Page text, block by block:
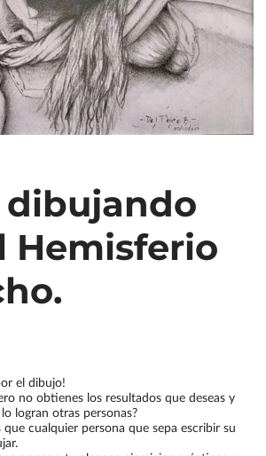
dibujando
Hemisferio
el dibujo!
no obtienes los resultados que deseas y
logran otras personas?
que cualquier persona que sepa escribir su